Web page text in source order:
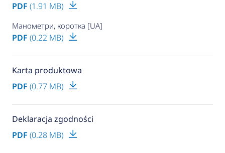
PDF (1.91 MB)
Манометри, коротка [UA]
PDF (0.22 MB)
Karta produktowa
PDF (0.77 MB)
Deklaracja zgodności
PDF (0.28 MB)